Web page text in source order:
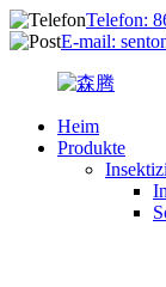
Telefon:
E-mail:
Heim
Produkte